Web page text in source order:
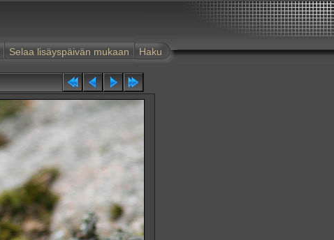
Selaa lisäyspäivän mukaan Haku